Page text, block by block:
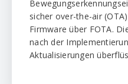
sicher over-the-air
Firmware über FOTA.
nach der
Aktualisierungen